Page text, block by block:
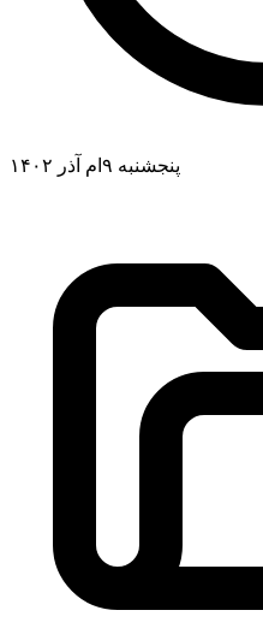
پنجشنبه ۹ام آذر ۱۴۰۲